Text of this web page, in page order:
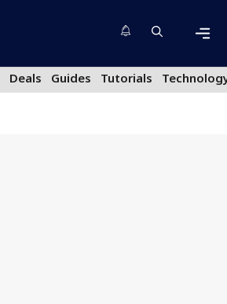
Deals Guides Tutorials